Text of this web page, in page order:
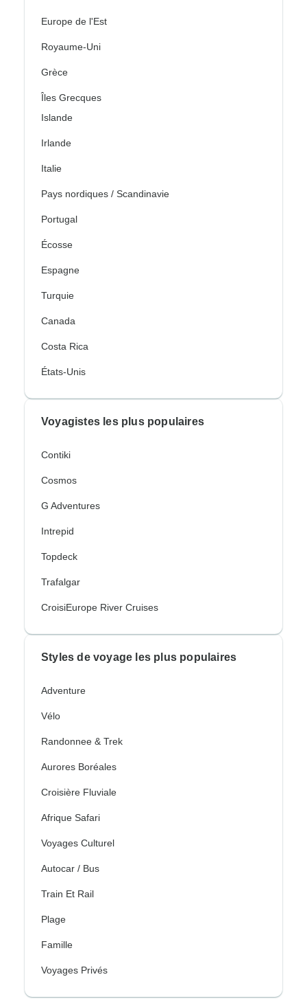
Europe de l'Est
Royaume-Uni
Grèce
Îles Grecques
Islande
Irlande
Italie
Pays nordiques / Scandinavie
Portugal
Écosse
Espagne
Turquie
Canada
Costa Rica
États-Unis
Voyagistes les plus populaires
Contiki
Cosmos
G Adventures
Intrepid
Topdeck
Trafalgar
CroisiEurope River Cruises
Styles de voyage les plus populaires
Adventure
Vélo
Randonnee & Trek
Aurores Boréales
Croisière Fluviale
Afrique Safari
Voyages Culturel
Autocar / Bus
Train Et Rail
Plage
Famille
Voyages Privés